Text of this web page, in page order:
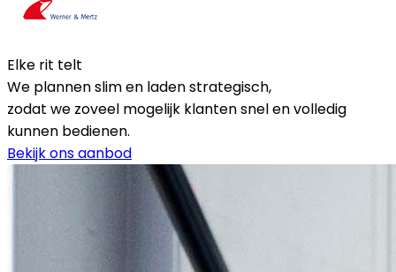
Elke rit telt
We plannen slim en laden strategisch,
zodat we zoveel mogelijk klanten snel en volledig
kunnen bedienen.
Bekijk ons aanbod